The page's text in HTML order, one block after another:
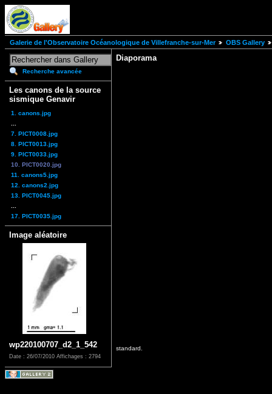
Galerie de l'Observatoire Océanologique de Villefranche-sur-Mer OBS Gallery
Recherche avancée
Les canons de la source
sismique Genavir
1. canons.jpg
7. PICT0008.jpg
8. PICT0013.jpg
9. PICT0033.jpg
10. PICT0020.jpg
11. canons5.jpg
12. canons2.jpg
13. PICT0045.jpg
17. PICT0035.jpg
Image aléatoire
wp220100707_d2_1_542
Date : 26/07/2010 Affichages : 2794
Diaporama
standard.